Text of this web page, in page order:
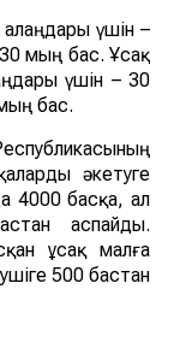
үшін –
мың бас. Ұсақ
үшін – 30
бас.
әкетуге
4000 басқа, ал
аспайды.
ұсақ малға
500 бастан